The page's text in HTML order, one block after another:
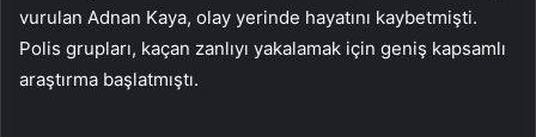
vurulan Adnan Kaya, olay yerinde hayatını kaybetmişti.
Polis grupları, kaçan zanlıyı yakalamak için geniş kapsamlı
araştırma başlatmıştı.